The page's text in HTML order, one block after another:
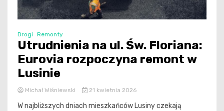
Drogi Remonty
Utrudnienia na ul. Św. Floriana:
Eurovia rozpoczyna remont w
Lusinie
Michał Wiśniewski 21 kwietnia 2026
W najbliższych dniach mieszkańców Lusiny czekają